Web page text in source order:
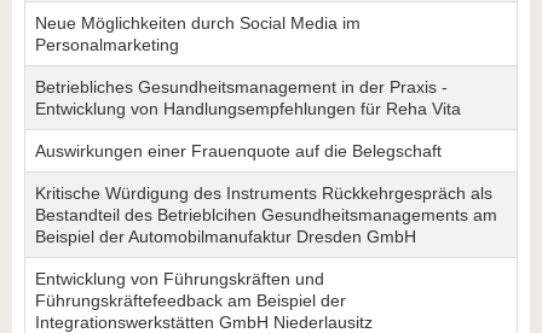
Neue Möglichkeiten durch Social Media im
Personalmarketing
Betriebliches Gesundheitsmanagement in der Praxis -
Entwicklung von Handlungsempfehlungen für Reha Vita
Auswirkungen einer Frauenquote auf die Belegschaft
Kritische Würdigung des Instruments Rückkehrgespräch als
Bestandteil des Betrieblcihen Gesundheitsmanagements am
Beispiel der Automobilmanufaktur Dresden GmbH
Entwicklung von Führungskräften und
Führungskräftefeedback am Beispiel der
Integrationswerkstätten GmbH Niederlausitz